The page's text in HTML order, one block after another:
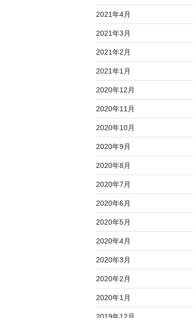
2021年4月
2021年3月
2021年2月
2021年1月
2020年12月
2020年11月
2020年10月
2020年9月
2020年8月
2020年7月
2020年6月
2020年5月
2020年4月
2020年3月
2020年2月
2020年1月